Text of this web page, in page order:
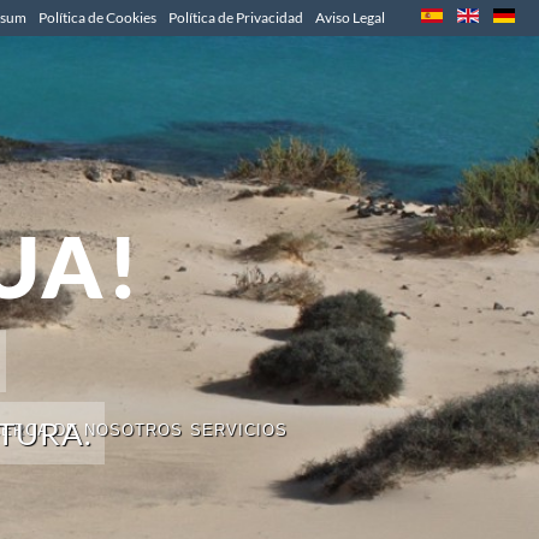
Política de Cookies Política de Privacidad Aviso Legal
DE NOSOTROS SERVICIOS